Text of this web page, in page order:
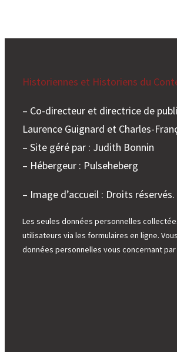
Historiennes et Historiens du
– Co-directeur et directrice de
Laurence Guignard et Charles-
– Site géré par : Judith Bonnin
– Hébergeur : Pulseheberg
– Image d’accueil : Droits réservés.
Les seules données personnelles
utilisateurs via les formulaires en ligne.
données personnelles vous concernant